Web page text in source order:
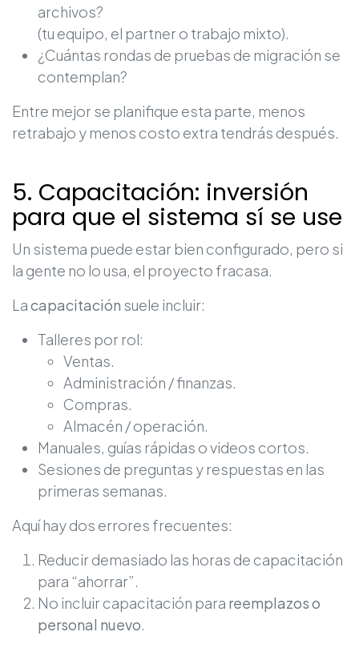
archivos?
(tu equipo, el partner o trabajo mixto).
¿Cuántas rondas de pruebas de migración se
contemplan?
Entre mejor se planifique esta parte, menos
retrabajo y menos costo extra tendrás después.
5. Capacitación: inversión
para que el sistema sí se use
Un sistema puede estar bien configurado, pero si
la gente no lo usa, el proyecto fracasa.
Lacapacitación suele incluir:
Talleres por rol:
Ventas.
Administración / finanzas.
Compras.
Almacén / operación.
Manuales, guías rápidas o videos cortos.
Sesiones de preguntas y respuestas en las
primeras semanas.
Aquí hay dos errores frecuentes:
Reducir demasiado las horas de capacitación
para “ahorrar”.
No incluir capacitación para reemplazos o
personal nuevo.